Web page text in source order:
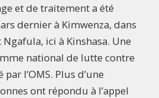
et de traitement a été
dernier à Kimwenza, dans
ici à Kinshasa. Une
national de lutte contre
l’OMS. Plus d’une
ont répondu à l’appel